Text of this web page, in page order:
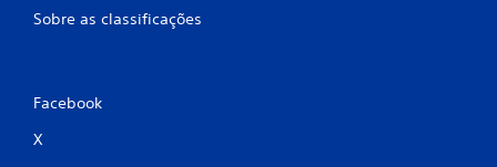
Sobre as classificações
Facebook
X